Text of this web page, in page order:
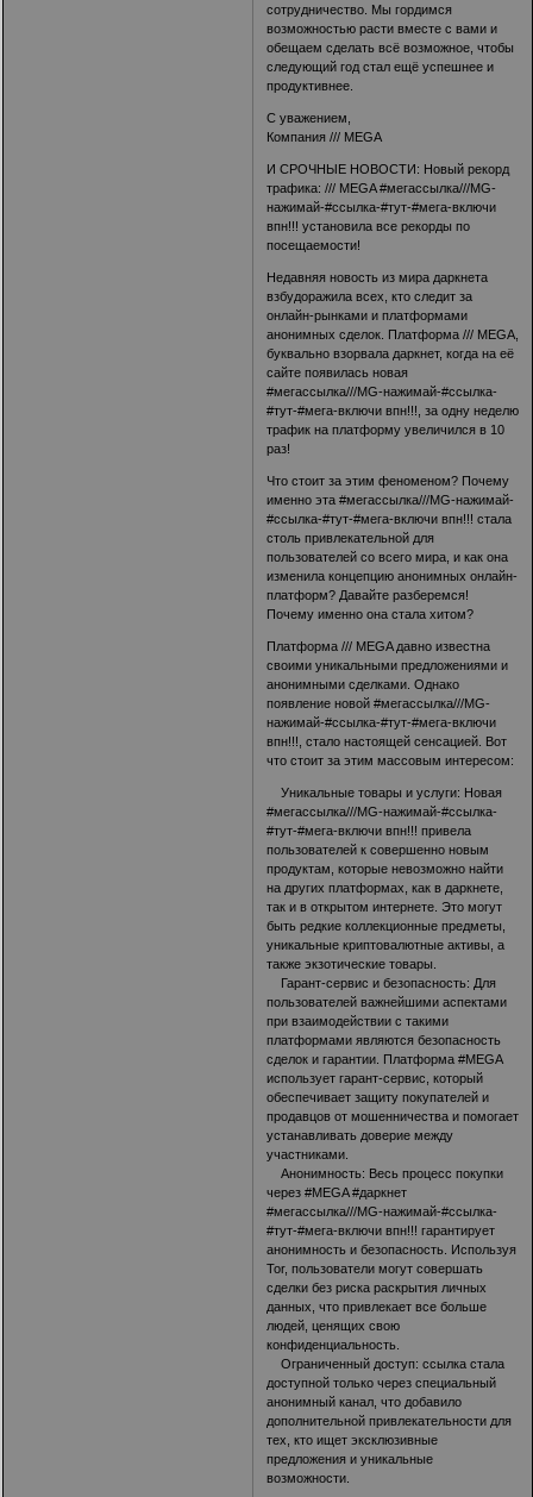
сотрудничество. Мы гордимся
возможностью расти вместе с вами и
обещаем сделать всё возможное, чтобы
следующий год стал ещё успешнее и
продуктивнее.
С уважением,
Компания /// MEGA
И СРОЧНЫЕ НОВОСТИ: Новый рекорд
трафика: /// MEGA #мегассылка///MG-
нажимай-#ссылка-#тут-#мега-включи
впн!!! установила все рекорды по
посещаемости!
Недавняя новость из мира даркнета
взбудоражила всех, кто следит за
онлайн-рынками и платформами
анонимных сделок. Платформа /// MEGA,
буквально взорвала даркнет, когда на её
сайте появилась новая
#мегассылка///MG-нажимай-#ссылка-
#тут-#мега-включи впн!!! , за одну неделю
трафик на платформу увеличился в 10
раз!
Что стоит за этим феноменом? Почему
именно эта #мегассылка///MG-нажимай-
#ссылка-#тут-#мега-включи впн!!! стала
столь привлекательной для
пользователей со всего мира, и как она
изменила концепцию анонимных онлайн-
платформ? Давайте разберемся!
Почему именно она стала хитом?
Платформа /// MEGA давно известна
своими уникальными предложениями и
анонимными сделками. Однако
появление новой #мегассылка///MG-
нажимай-#ссылка-#тут-#мега-включи
впн!!! , стало настоящей сенсацией. Вот
что стоит за этим массовым интересом:
Уникальные товары и услуги: Новая
#мегассылка///MG-нажимай-#ссылка-
#тут-#мега-включи впн!!! привела
пользователей к совершенно новым
продуктам, которые невозможно найти
на других платформах, как в даркнете,
так и в открытом интернете. Это могут
быть редкие коллекционные предметы,
уникальные криптовалютные активы, а
также экзотические товары.
Гарант-сервис и безопасность: Для
пользователей важнейшими аспектами
при взаимодействии с такими
платформами являются безопасность
сделок и гарантии. Платформа #MEGA
использует гарант-сервис, который
обеспечивает защиту покупателей и
продавцов от мошенничества и помогает
устанавливать доверие между
участниками.
Анонимность: Весь процесс покупки
через #MEGA #даркнет
#мегассылка///MG-нажимай-#ссылка-
#тут-#мега-включи впн!!! гарантирует
анонимность и безопасность. Используя
Tor, пользователи могут совершать
сделки без риска раскрытия личных
данных, что привлекает все больше
людей, ценящих свою
конфиденциальность.
Ограниченный доступ: ссылка стала
доступной только через специальный
анонимный канал, что добавило
дополнительной привлекательности для
тех, кто ищет эксклюзивные
предложения и уникальные
возможности.